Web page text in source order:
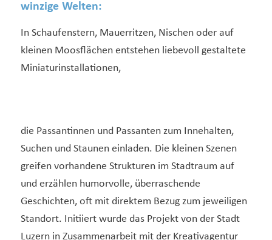
winzige Welten:
In Schaufenstern, Mauerritzen, Nischen oder auf
kleinen Moosflächen entstehen liebevoll gestaltete
Miniaturinstallationen,
die Passantinnen und Passanten zum Innehalten,
Suchen und Staunen einladen. Die kleinen Szenen
greifen vorhandene Strukturen im Stadtraum auf
und erzählen humorvolle, überraschende
Geschichten, oft mit direktem Bezug zum jeweiligen
Standort. Initiiert wurde das Projekt von der Stadt
Luzern in Zusammenarbeit mit der Kreativagentur